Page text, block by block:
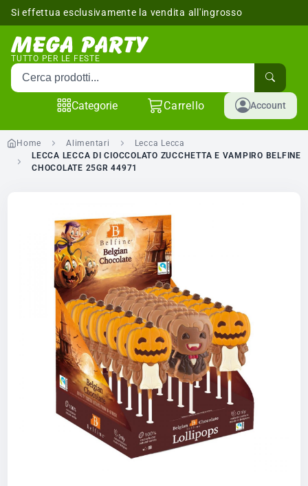
Si effettua esclusivamente la vendita all'ingrosso
TUTTO PER LE FESTE
Cerca prodotti
Categorie Carrello Account
Home Alimentari
Lecca Lecca
LECCA LECCA DI CIOCCOLATO ZUCCHETTA E VAMPIRO BELFINE
CHOCOLATE 25GR 44971